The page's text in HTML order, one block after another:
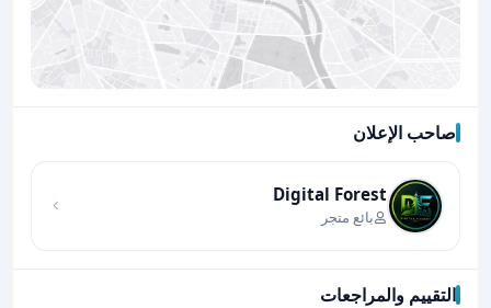
صاحب الإعلان
Digital Forest
بائع متجر
التقييم والمراجعات